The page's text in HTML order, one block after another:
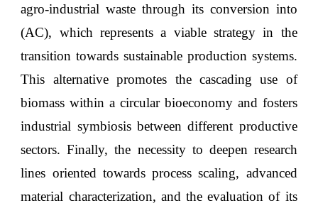
agro-industrial waste through its conversion into
(AC), which represents a viable strategy in the
transition towards sustainable production systems.
This alternative promotes the cascading use of
biomass within a circular bioeconomy and fosters
industrial symbiosis between different productive
sectors. Finally, the necessity to deepen research
lines oriented towards process scaling, advanced
material characterization, and the evaluation of its